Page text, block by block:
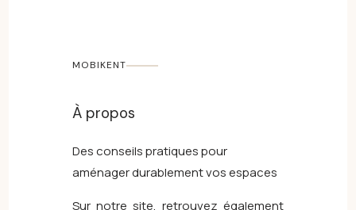
MOBIKENT
À propos
Des conseils pratiques pour
aménager durablement vos espaces
Sur notre site, retrouvez également